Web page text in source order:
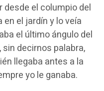
desde el columpio del
el jardín y lo veía
el último ángulo del
decirnos palabra,
llegaba antes a la
yo le ganaba.